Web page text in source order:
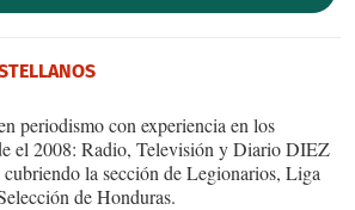
periodismo con experiencia en los
el 2008: Radio, Televisión y Diario DIEZ
cubriendo la sección de Legionarios, Liga
de Honduras.